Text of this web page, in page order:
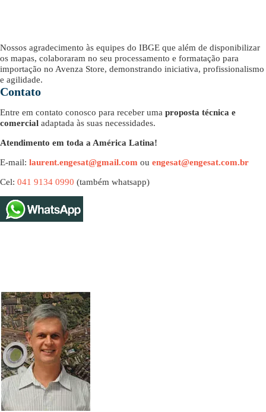
Nossos agradecimento às equipes do IBGE que além de disponibilizar
os mapas, colaboraram no seu processamento e formatação para
importação no Avenza Store, demonstrando iniciativa, profissionalismo
e agilidade.
Contato
Entre em contato conosco para receber uma proposta técnica e
comercial adaptada às suas necessidades.
Atendimento em toda a América Latina!
E-mail: laurent.engesat@gmail.com ou engesat@engesat.com.br
Cel: 041 9134 0990 (também whatsapp)